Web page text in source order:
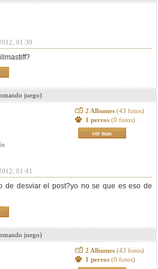
01:39
juego)
2 Albumes (43 fotos)
1 perros (0 fotos)
ver mas
01:41
de desviar el post?yo no se que es eso de
juego)
2 Albumes (43 fotos)
1 perros (0 fotos)